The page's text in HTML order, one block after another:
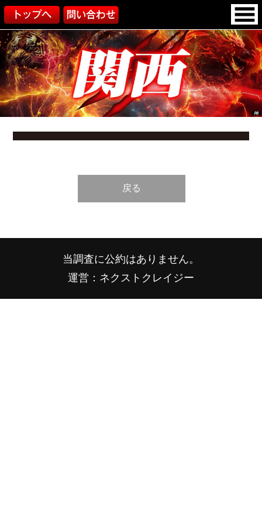
戻る
当調査に公約はありません。
運営：ネクストクレイジー